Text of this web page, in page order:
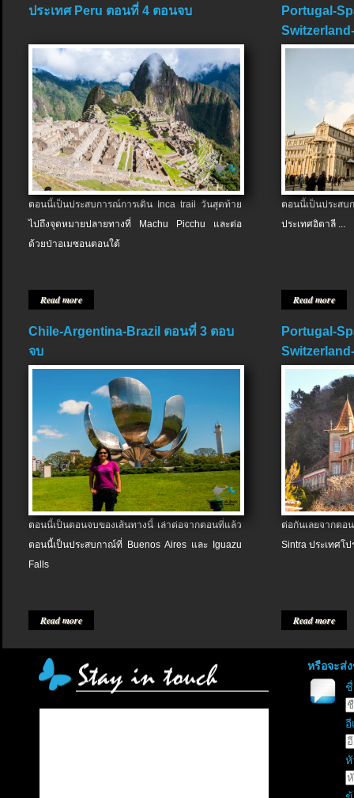
ประเทศ Peru ตอนที่ 4 ตอนจบ
ตอนนี้เป็นประสบการณ์การเดิน Inca trail วันสุดท้าย
ไปถึงจุดหมายปลายทางที่ Machu Picchu และต่อ
ด้วยป่าอเมซอนตอนใต้
Read more
Portugal-
ตอนนี้เป็นประส
ประเทศอิตาลี ...
Read more
Chile-Argentina-Brazil ตอนที่ 3 ตอบ
จบ
ตอนนี้เป็นตอนจบของเส้นทางนี้ เล่าต่อจากตอนที่แล้ว
ตอนนี้เป็นประสบกาณ์ที่ Buenos Aires และ Iguazu
Falls
Read more
Portugal-
ต่อกันเลยจากต
Sintra ประเทศโป
Read more
หรือจะส่
อี
หั